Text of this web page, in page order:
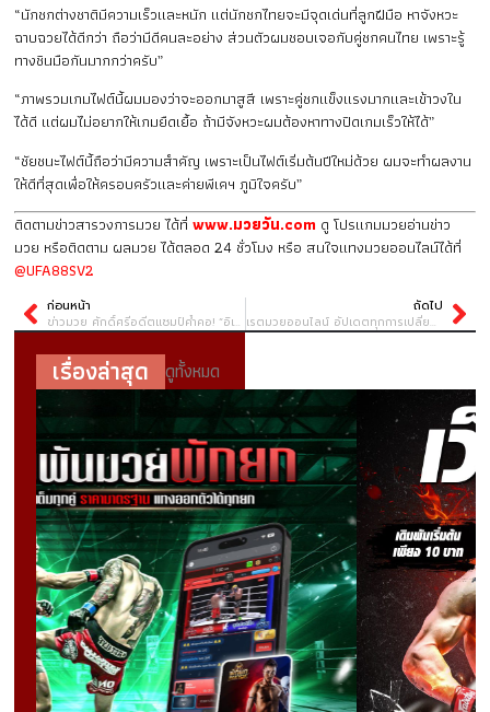
“นักชกต่างชาติมีความเร็วและหนัก แต่นักชกไทยจะมีจุดเด่นที่ลูกฝีมือ หาจังหวะ
ฉาบฉวยได้ดีกว่า ถือว่ามีดีคนละอย่าง ส่วนตัวผมชอบเจอกับคู่ชกคนไทย เพราะรู้
ทางชินมือกันมากกว่าครับ”
“ภาพรวมเกมไฟต์นี้ผมมองว่าจะออกมาสูสี เพราะคู่ชกแข็งแรงมากและเข้าวงใน
ได้ดี แต่ผมไม่อยากให้เกมยืดเยื้อ ถ้ามีจังหวะผมต้องหาทางปิดเกมเร็วให้ได้”
“ชัยชนะไฟต์นี้ถือว่ามีความสำคัญ เพราะเป็นไฟต์เริ่มต้นปีใหม่ด้วย ผมจะทำผลงาน
ให้ดีที่สุดเพื่อให้ครอบครัวและค่ายพีเคฯ ภูมิใจครับ”
ติดตามข่าวสารวงการมวย ได้ที่www.มวยวัน.com ดู โปรแกมมวยอ่านข่าว
มวย หรือติดตาม ผลมวย ได้ตลอด 24 ชั่วโมง หรือ สนใจแทงมวยออนไลน์ได้ที่
@UFA88SV2
ก่อนหน้า
ข่าวมวย ศักดิ์ศรีอดีตแชมป์ค้ำคอ! “อิเลียส” นัดดวล “เพชรทนง” ชิงโอกาสขยับแรงกิง ในศึก ONE 171 ที่กาตาร์
ถัดไป
เรตมวยออนไลน์ อัปเดตทุกการเปลี่ยนแปลงในราคามวยล่าสุด
เรื่องล่าสุด ดูทั้งหมด